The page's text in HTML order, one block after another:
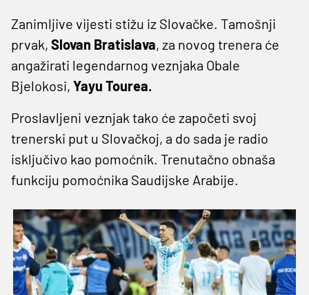
Zanimljive vijesti stižu iz Slovačke. Tamošnji
prvak, Slovan Bratislava, za novog trenera će
angažirati legendarnog veznjaka Obale
Bjelokosi, Yayu Tourea.
Proslavljeni veznjak tako će započeti svoj
trenerski put u Slovačkoj, a do sada je radio
isključivo kao pomoćnik. Trenutačno obnaša
funkciju pomoćnika Saudijske Arabije.